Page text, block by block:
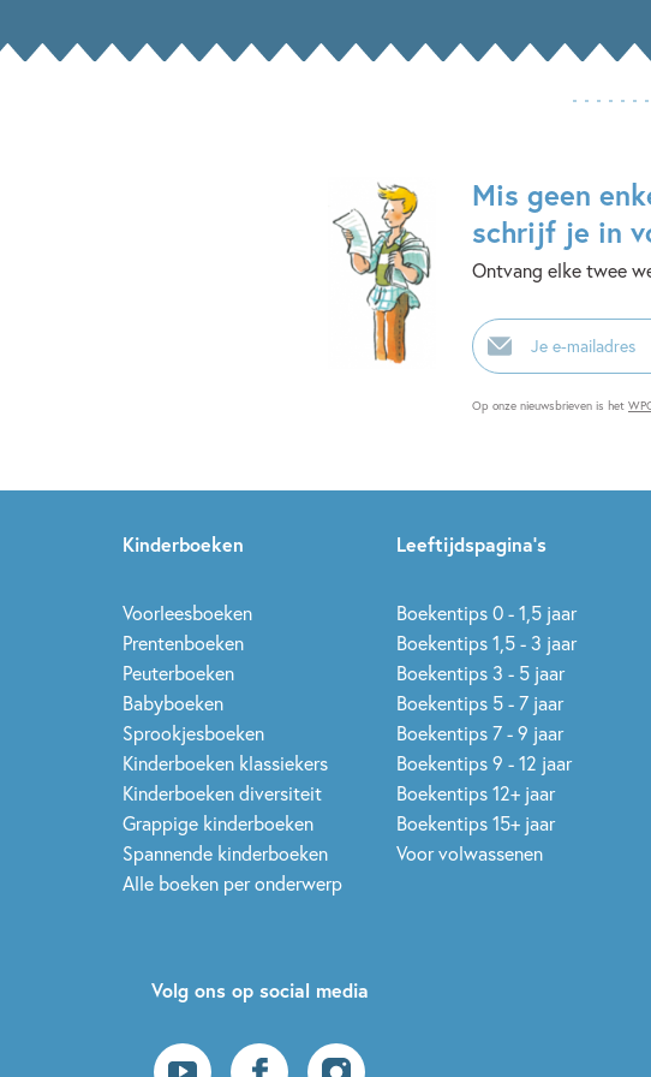
Mis geen
schrijf je in
Ontvang elke twee
E-
mailadres
Op onze nieuwsbrieven is het
Kinderboeken
Voorleesboeken
Prentenboeken
Peuterboeken
Babyboeken
Sprookjesboeken
Kinderboeken klassiekers
Kinderboeken diversiteit
Grappige kinderboeken
Spannende kinderboeken
Alle boeken per onderwerp
Leeftijdspagina’s
Boekentips 0 - 1,5 jaar
Boekentips 1,5 - 3 jaar
Boekentips 3 - 5 jaar
Boekentips 5 - 7 jaar
Boekentips 7 - 9 jaar
Boekentips 9 - 12 jaar
Boekentips 12+ jaar
Boekentips 15+ jaar
Voor volwassenen
Volg ons op social media